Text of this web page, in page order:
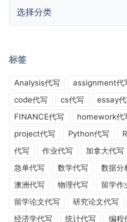
标签
Analysis代写 assignment代
code代写
cs代写 essay
FINANCE代写
homework代
project代写
Python代写
代写
作业代写 加拿大代写
急单代写
数学代写 数据分
澳洲代写
物理代写 留学作
留学论文代写
研究论文代写
经济学代写
统计代写 编程